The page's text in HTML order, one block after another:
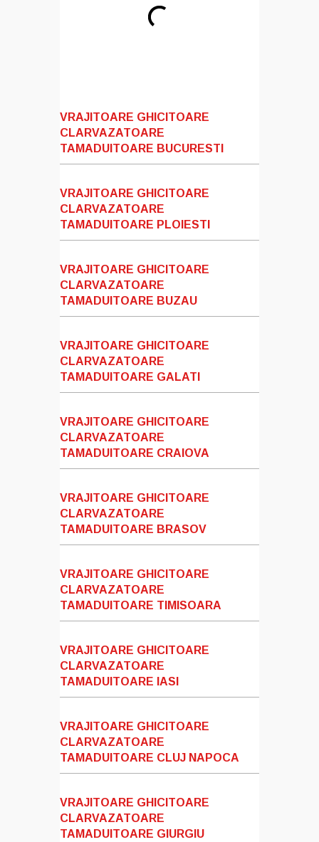
VRAJITOARE GHICITOARE
CLARVAZATOARE
TAMADUITOARE BUCURESTI
VRAJITOARE GHICITOARE
CLARVAZATOARE
TAMADUITOARE PLOIESTI
VRAJITOARE GHICITOARE
CLARVAZATOARE
TAMADUITOARE BUZAU
VRAJITOARE GHICITOARE
CLARVAZATOARE
TAMADUITOARE GALATI
VRAJITOARE GHICITOARE
CLARVAZATOARE
TAMADUITOARE CRAIOVA
VRAJITOARE GHICITOARE
CLARVAZATOARE
TAMADUITOARE BRASOV
VRAJITOARE GHICITOARE
CLARVAZATOARE
TAMADUITOARE TIMISOARA
VRAJITOARE GHICITOARE
CLARVAZATOARE
TAMADUITOARE IASI
VRAJITOARE GHICITOARE
CLARVAZATOARE
TAMADUITOARE CLUJ NAPOCA
VRAJITOARE GHICITOARE
CLARVAZATOARE
TAMADUITOARE GIURGIU